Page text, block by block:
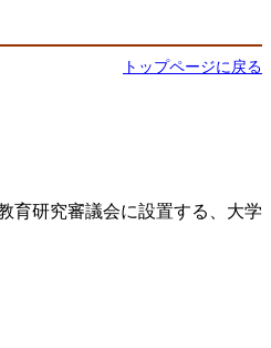
トップページに戻る
育研究審議会に設置する、大学